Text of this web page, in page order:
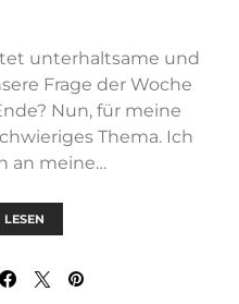
unterhaltsame und
Frage der Woche
Nun, für meine
Thema. Ich
an meine…